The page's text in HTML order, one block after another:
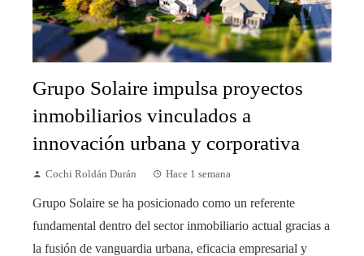
Grupo Solaire impulsa proyectos
inmobiliarios vinculados a
innovación urbana y corporativa
Cochi Roldán Durán Hace 1 semana
Grupo Solaire se ha posicionado como un referente
fundamental dentro del sector inmobiliario actual gracias a
la fusión de vanguardia urbana, eficacia empresarial y